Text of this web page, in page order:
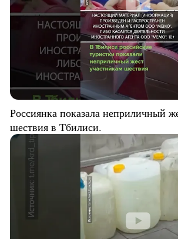
Россиянка показала неприличный
шествия в Тбилиси.